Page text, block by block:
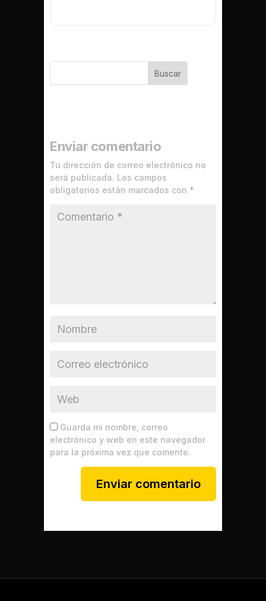
Buscar
Enviar comentario
Tu dirección de correo electrónico no
será publicada. Los campos
obligatorios están marcados con *
Guarda mi nombre, correo
electrónico y web en este navegador
para la próxima vez que comente.